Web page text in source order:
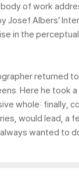
of work
Albers’
in the
returned
Here he took
whole: finally,
would lead, a
wanted to